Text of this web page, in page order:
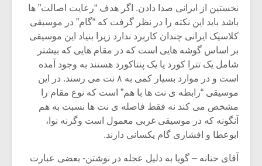
نخستین از ایرانی صدا دادن. اگر هدف “رعایت اصالت” ها
باشد باید این نکته را در نظر گرفت که “گام” در موسیقی
کلاسیک ایرانی چندان کاربرد ندارد زیرا بنیاد این موسیقی
بر اساس گوشه هایی است که در مقام هایی که بیشتر
شامل یک تترا کورد یا یک پنتاکورد هستند به وجود آمده
است و در موارد بسیار کمی به ۸ نت می رسند. در این
موسیقی “رابطه ی نت ها با هم” است که نوع مقام را
مشخص می کند نه فقط فاصله ی نت ها نسبت به هم
آنگونه که در موسیقی غربی معمول است وگرنه نوا،
ابوعطا و افشاری گام یکسانی دارند.
آقای حنانه – گویا به دلیل عجله در نوشتن- بعضی عبارت